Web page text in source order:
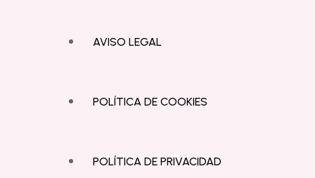
AVISO LEGAL
POLÍTICA DE COOKIES
POLÍTICA DE PRIVACIDAD